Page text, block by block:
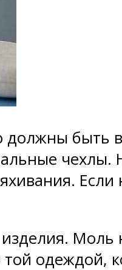
должны быть
чехлы.
Моль
той одеждой,